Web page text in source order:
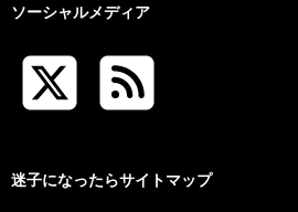
ソーシャルメディア
迷子になったらサイトマップ